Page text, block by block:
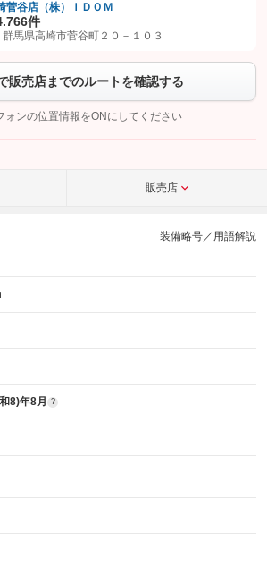
ネットを友だち追加してから「許可する」ボタンを押
ボタンをタップして問い合わせを
い。
こちら
菅谷店（株）ＩＤＯＭ
66件
馬県高崎市菅谷町２０－１０３
販売店までのルートを確認する
ォンの位置情報をONにしてください
販売店
装備略号／用語解説
8)年8月 ?